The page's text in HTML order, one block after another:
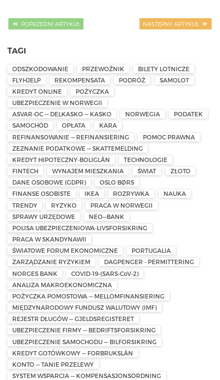
POPRZEDNI ARTYKUŁ NASTĘPNY ARTYKUŁ
TAGI
ODSZKODOWANIE PRZEWOŹNIK
BILETY LOTNICZE
FLYHJELP
REKOMPENSATA PODRÓŻ
SAMOLOT
KREDYT ONLINE
POŻYCZKA
UBEZPIECZENIE W NORWEGII
ASVAR-OC — DELKASKO — KASKO
NORWEGIA
PODATEK
SAMOCHÓD
OPŁATA
KARA
REFINANSOWANIE — REFINANSIERING
POMOC PRAWNA
ZEZNANIE PODATKOWE — SKATTEMELDING
KREDYT HIPOTECZNY-BOLIGLÅN
TECHNOLOGIE
FINTECH
WYNAJEM MIESZKANIA ŚWIAT
ZŁOTO
DANE OSOBOWE (GDPR)
OSLO BØRS
FINANSE OSOBISTE
IKEA ROZRYWKA
NAUKA
TRENDY
RYZYKO
PRACA W NORWEGII
SPRAWY URZĘDOWE
NEO—BANK
POLISA UBEZPIECZENIOWA-LIVSFORSIKRING
PRACA W SKANDYNAWII
ŚWIATOWE FORUM EKONOMICZNE
PORTUGALIA
ZARZĄDZANIE RYZYKIEM
DAGPENGER - PERMITTERING
NORGES BANK
COVID-19-(SARS-CoV-2)
ANALIZA MAKROEKONOMICZNA
POŻYCZKA POMOSTOWA — MELLOMFINANSIERING
MIĘDZYNARODOWY FUNDUSZ WALUTOWY (IMF)
REJESTR DŁUGÓW — GJELDSREGISTERET
UBEZPIECZENIE FIRMY — BEDRIFTSFORSIKRING
UBEZPIECZENIE SAMOCHODU — BILFORSIKRING
KREDYT GOTÓWKOWY — FORBRUKSLÅN
KONTO — TANIE PRZELEWY
SYSTEM WSPARCIA — KOMPENSASJONSORDNING